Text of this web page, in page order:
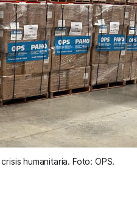
humanitaria. Foto: OPS.